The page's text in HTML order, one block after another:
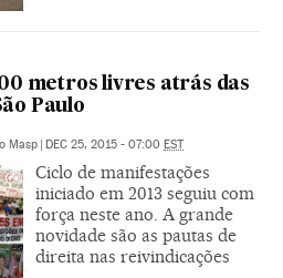
metros livres atrás das
Paulo
Masp | DEC 25, 2015 - 07:00 EST
Ciclo de manifestações
iniciado em 2013 seguiu com
força neste ano. A grande
novidade são as pautas de
direita nas reivindicações